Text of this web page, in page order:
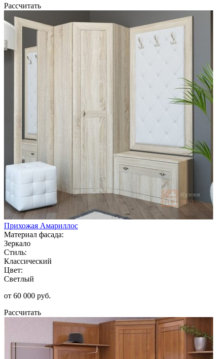
Рассчитать
Прихожая Амариллос
Материал фасада:
Зеркало
Стиль:
Классический
Цвет:
Светлый
от 60 000 руб.
Рассчитать